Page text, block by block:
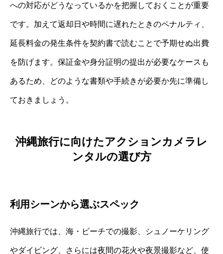
への対応がどうなっているかを把握しておくことが重要
です。加えて返却日や時間に遅れたときのペナルティ、
延長料金の発生条件を契約書で読むことで予期せぬ出費
を防げます。保証金や身分証明の提出が必要なケースも
あるため、どのような書類や手続きが必要か先に準備し
ておきましょう。
沖縄旅行に向けたアクションカメラレ
ンタルの選び方
利用シーンから選ぶスペック
沖縄旅行では、海・ビーチでの撮影、シュノーケリング
やダイビング、さらには夜間の花火や夜景撮影など、使